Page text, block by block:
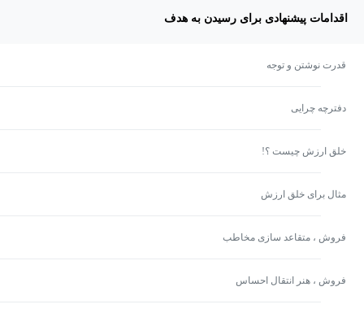
اقدامات پیشنهادی برای رسیدن به هدف
قدرت نوشتن و توجه
دفترچه چرایی
خلق ارزش چیست ؟!
مثال برای خلق ارزش
فروش ، متقاعد سازی مخاطب
فروش ، هنر انتقال احساس